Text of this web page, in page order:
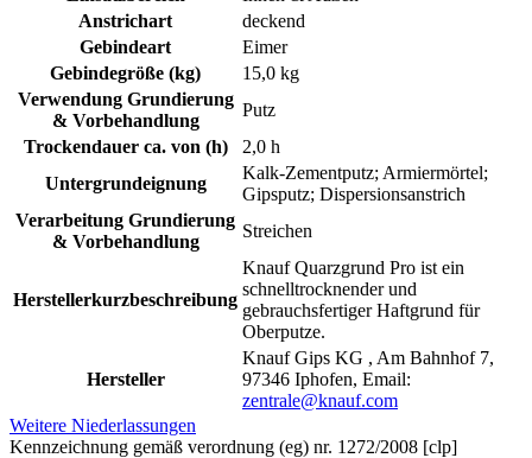
Anstrichart
deckend
Gebindeart
Eimer
Gebindegröße (kg)
15,0 kg
Verwendung Grundierung
& Vorbehandlung
Putz
Trockendauer ca. von (h)
2,0 h
Untergrundeignung
Kalk-Zementputz; Armiermörtel;
Gipsputz; Dispersionsanstrich
Verarbeitung Grundierung
& Vorbehandlung
Streichen
Herstellerkurzbeschreibung
Knauf Quarzgrund Pro ist ein
schnelltrocknender und
gebrauchsfertiger Haftgrund für
Oberputze.
Hersteller
Knauf Gips KG , Am Bahnhof 7,
97346 Iphofen, Email:
zentrale@knauf.com
Weitere Niederlassungen
Kennzeichnung gemäß verordnung (eg) nr. 1272/2008 [clp]